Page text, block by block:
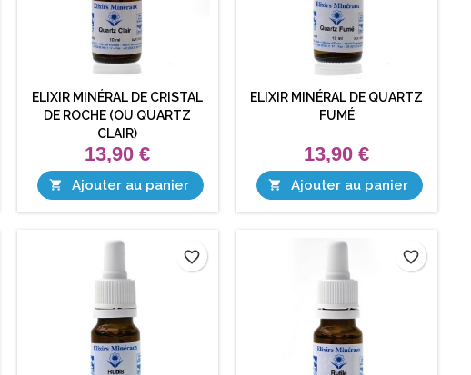
ELIXIR MINÉRAL DE CRISTAL
DE ROCHE (OU QUARTZ
CLAIR)
13,90 €
 Ajouter au panier
ELIXIR MINÉRAL DE QUARTZ
FUMÉ
13,90 €
 Ajouter au panier
favorite_border favorite_border